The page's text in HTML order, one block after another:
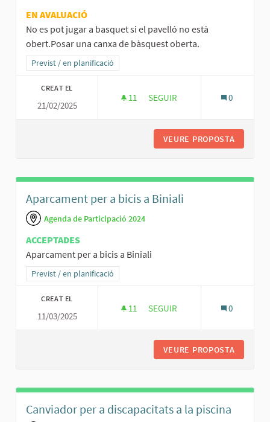
EN AVALUACIÓ
No es pot jugar a basquet si el pavelló no està
obert.Posar una canxa de bàsquest oberta.
Resultats al filtrar per la categoria: Previst / en planificació
Previst / en planificació
CREAT EL
21/02/2025
11 11 SEGUIDORES
SEGUIR 0
VEURE PROPOSTA
Aparcament per a bicis a Biniali
Agenda de Participació 2024
ACCEPTADES
Aparcament per a bicis a Biniali
Resultats al filtrar per la categoria: Previst / en planificació
Previst / en planificació
CREAT EL
11/03/2025
11 11 SEGUIDORES
SEGUIR 0
VEURE PROPOSTA
Canviador per a discapacitats a la piscina